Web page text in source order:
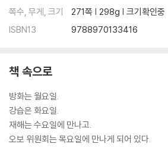
쪽수, 무게, 크기
271쪽 | 298g | 크기확인중
ISBN13
9788970133416
책 속으로
방화는 월요일.
강습은 화요일.
재해는 수요일에 만나고.
오보 위원회는 목요일에 만나게 되어 있다.